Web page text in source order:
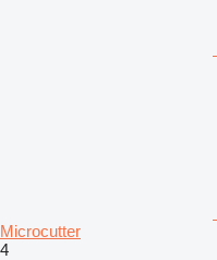
Microcutter
4